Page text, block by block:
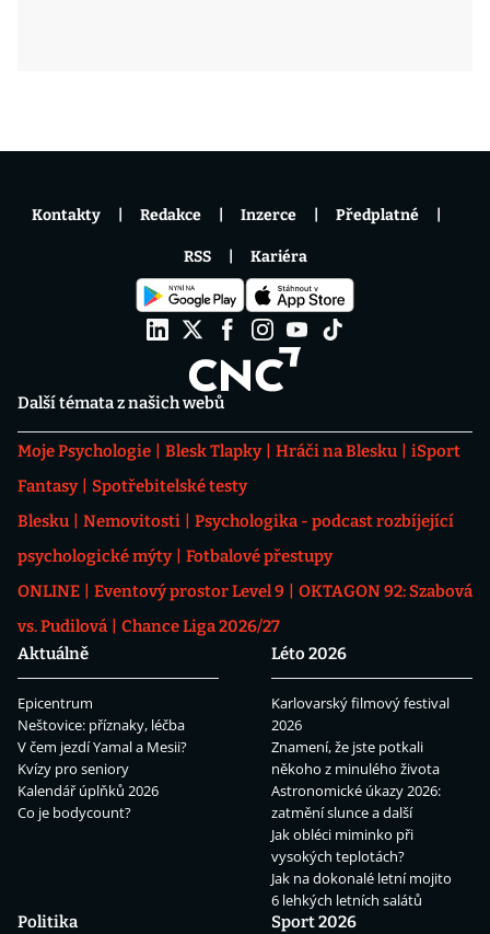
Další témata z našich webů
Moje Psychologie Blesk Tlapky Hráči na Blesku
iSport
Fantasy
Spotřebitelské testy
Blesku
Nemovitosti
Psychologika - podcast rozbíjející
psychologické mýty
Fotbalové přestupy
ONLINE
Eventový prostor Level 9
OKTAGON 92: Szabová
vs. Pudilová
Chance Liga 2026/27
Aktuálně
Epicentrum
Neštovice: příznaky, léčba
V čem jezdí Yamal a Mesii?
Kvízy pro seniory
Kalendář úplňků 2026
Co je bodycount?
Léto 2026
Karlovarský filmový festival
2026
Znamení, že jste potkali
někoho z minulého života
Astronomické úkazy 2026:
zatmění slunce a další
Jak obléci miminko při
vysokých teplotách?
Jak na dokonalé letní mojito
6 lehkých letních salátů
Politika
Sport 2026
Kontakty Redakce Inzerce Předplatné
RSS Kariéra